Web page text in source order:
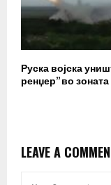
Руска војска
ренџер” во
LEAVE A